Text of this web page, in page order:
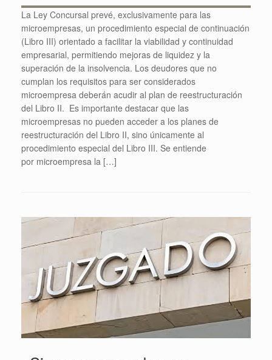
La Ley Concursal prevé, exclusivamente para las
microempresas, un procedimiento especial de continuación
(Libro III) orientado a facilitar la viabilidad y continuidad
empresarial, permitiendo mejoras de liquidez y la
superación de la insolvencia. Los deudores que no
cumplan los requisitos para ser considerados
microempresa deberán acudir al plan de reestructuración
del Libro II. Es importante destacar que las
microempresas no pueden acceder a los planes de
reestructuración del Libro II, sino únicamente al
procedimiento especial del Libro III. Se entiende
por microempresa la […]